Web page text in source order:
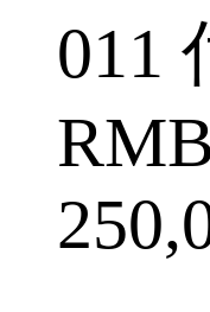
011